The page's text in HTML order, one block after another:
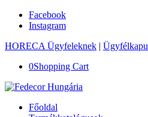
Facebook
Instagram
HORECA Ügyfeleknek | Ügyfélkapu
0Shopping Cart
Főoldal